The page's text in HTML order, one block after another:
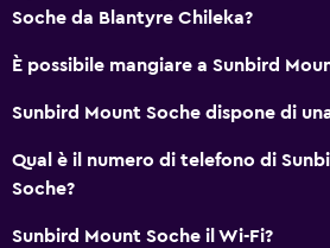
Soche da Blantyre Chileka?
È possibile mangiare a Sunbird
Sunbird Mount Soche dispone di
Qual è il numero di telefono di
Soche?
Sunbird Mount Soche il Wi-Fi?